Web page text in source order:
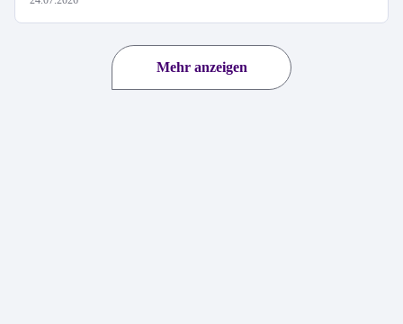
Mehr anzeigen